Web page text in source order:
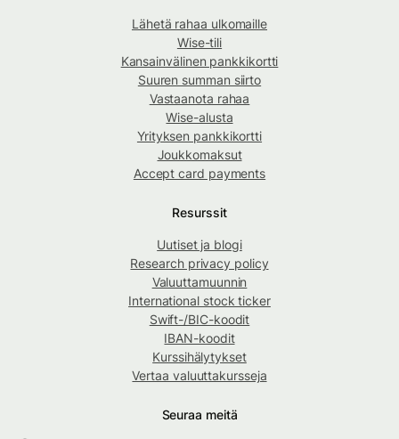
Lähetä rahaa ulkomaille
Wise-tili
Kansainvälinen pankkikortti
Suuren summan siirto
Vastaanota rahaa
Wise-alusta
Yrityksen pankkikortti
Joukkomaksut
Accept card payments
Resurssit
Uutiset ja blogi
Research privacy policy
Valuuttamuunnin
International stock ticker
Swift-/BIC-koodit
IBAN-koodit
Kurssihälytykset
Vertaa valuuttakursseja
Seuraa meitä